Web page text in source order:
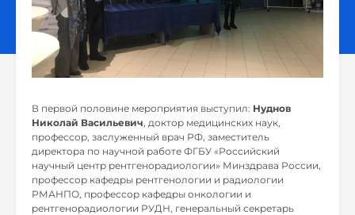
В первой половине мероприятия выступил: Нуднов
Николай Васильевич, доктор медицинских наук,
профессор, заслуженный врач РФ, заместитель
директора по научной работе ФГБУ «Российский
научный центр рентгенорадиологии» Минздрава России,
профессор кафедры рентгенологии и радиологии
РМАНПО, профессор кафедры онкологии и
рентгенорадиологии РУДН, генеральный секретарь